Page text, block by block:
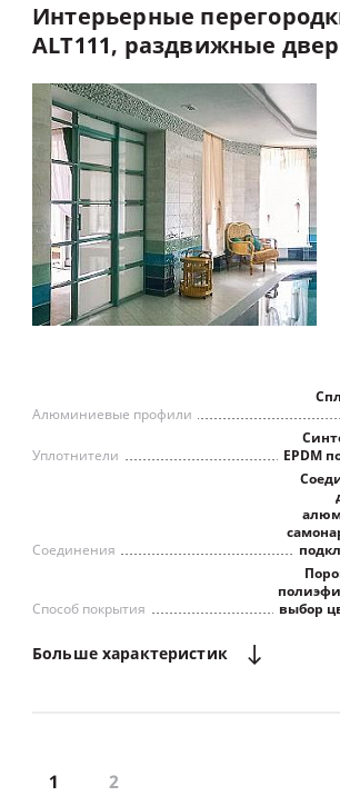
Интерьерные
ALT111, раздвижные
Алюминиевые профили
EPDM
Уплотнители
Соединения
выбор
Способ покрытия
Большехарактеристик
1 2